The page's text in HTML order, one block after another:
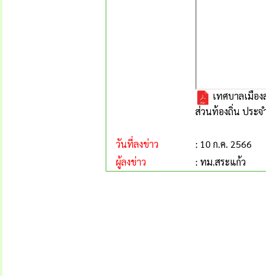
เทศบาลเมือ
ส่วนท้องถิ่น ประ
วันที่ลงข่าว
: 10 ก.ค. 2566
ผู้ลงข่าว
: ทม.สระแก้ว